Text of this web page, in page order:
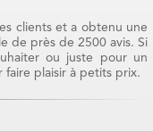
clients et a obtenu une
de près de 2500 avis. Si
ou juste pour un
plaisir à petits prix.